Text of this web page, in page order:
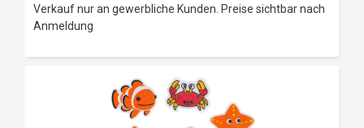
Verkauf nur an gewerbliche Kunden. Preise sichtbar nach
Anmeldung